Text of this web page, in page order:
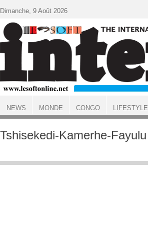
ACCUEIL
Tshisekedi-Kamerhe-Fayulu
Dimanche, 9 Août 2026
NEWS MONDE CONGO LIFESTYLE